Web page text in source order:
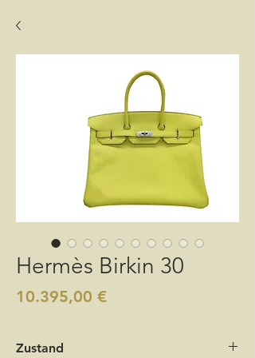
Hermès Birkin 30
10.395,00 €Preis
Zustand